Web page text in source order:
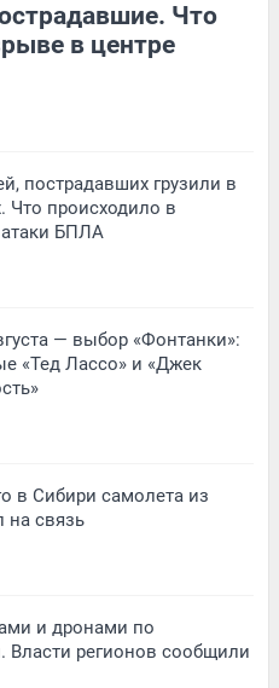
Что
в центре
пострадавших грузили в
Что происходило в
БПЛА
— выбор «Фонтанки»:
«Тед Лассо» и «Джек
в Сибири самолета из
на связь
и дронами по
Власти регионов сообщили